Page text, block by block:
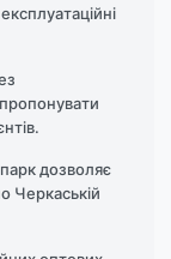
дозволяє
Черкаській